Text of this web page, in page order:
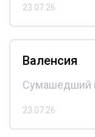
23.07.26
Валенсия
Сумашедший
23.07.26